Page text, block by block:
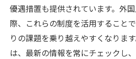
優遇措置も提供されています。外
際、これらの制度を活用すること
りの課題を乗り越えやすくなりま
は、最新の情報を常にチェックし